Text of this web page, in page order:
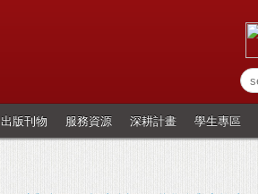
出版刊物 服務資源 深耕計畫 學生專區